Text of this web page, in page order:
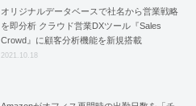
オリジナルデータベースで社名から営業戦略
を即分析 クラウド営業DXツール『Sales
Crowd』に顧客分析機能を新規搭載
2021.10.18